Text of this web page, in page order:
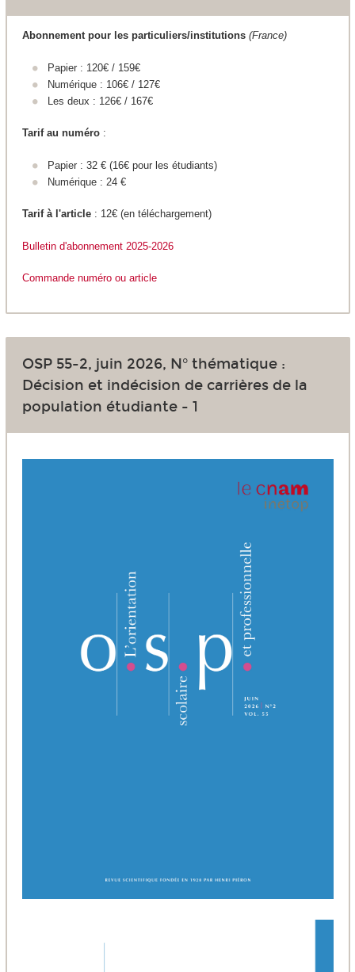
Abonnement pour les particuliers/institutions (France)
Papier : 120€ / 159€
Numérique : 106€ / 127€
Les deux : 126€ / 167€
Tarif au numéro :
Papier : 32 € (16€ pour les étudiants)
Numérique : 24 €
Tarif à l'article : 12€ (en téléchargement)
Bulletin d'abonnement 2025-2026
Commande numéro ou article
OSP 55-2, juin 2026, N° thématique :
Décision et indécision de carrières de la
population étudiante - 1